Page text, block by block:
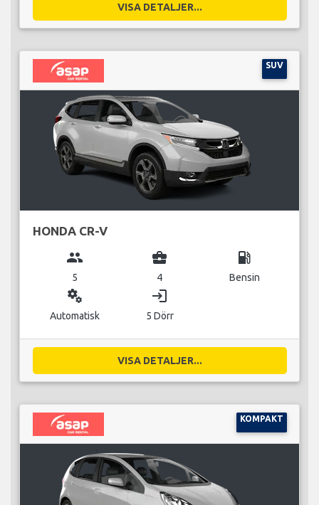
VISA DETALJER...
SUV
HONDA CR-V
group
5
business_center
4
local_gas_station
Bensin
miscellaneous_services
Automatisk
login
5 Dörr
VISA DETALJER...
KOMPAKT